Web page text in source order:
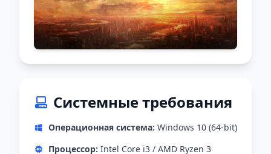
Системные требования
Операционная система: Windows 10 (64-bit)
Процессор: Intel Core i3 / AMD Ryzen 3